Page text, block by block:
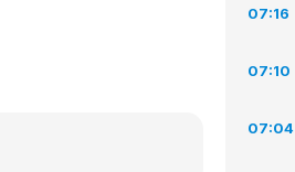
07:16
07:10
07:04